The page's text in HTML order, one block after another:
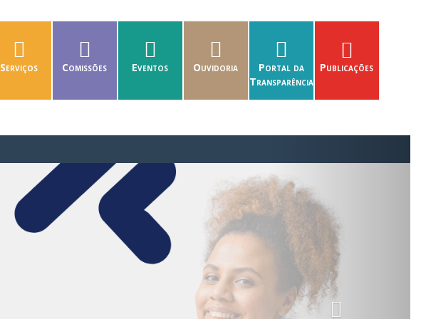
Serviços Comissões Eventos Ouvidoria
Portal da
Transparência
Publicações